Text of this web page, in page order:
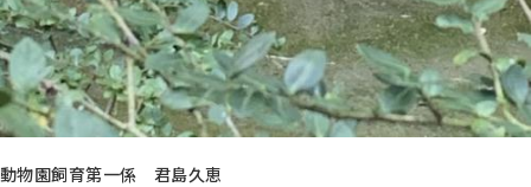
動物園飼育第一係 君島久恵